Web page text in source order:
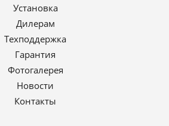
Установка
Дилерам
Техподдержка
Гарантия
Фотогалерея
Новости
Контакты